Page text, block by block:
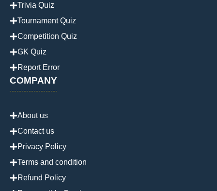
Trivia Quiz
Tournament Quiz
Competition Quiz
GK Quiz
Report Error
COMPANY
About us
Contact us
Privacy Policy
Terms and condition
Refund Policy